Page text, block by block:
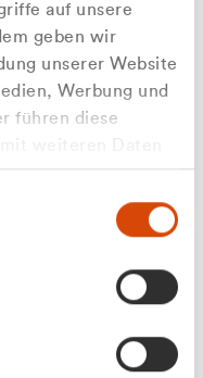
auf unsere
geben wir
unserer Website
Werbung und
führen diese
haben oder